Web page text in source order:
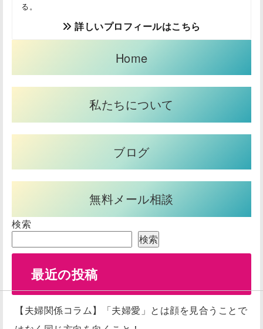
る。
詳しいプロフィールはこちら
Home
私たちについて
ブログ
無料メール相談
検索
検索
最近の投稿
【夫婦関係コラム】「夫婦愛」とは顔を見合うことで